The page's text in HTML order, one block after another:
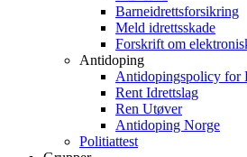
Barneidrettsforsikring
Meld idrettsskade
Forskrift om
Antidoping
Antidopingspolicy for
Rent Idrettslag
Ren Utøver
Antidoping Norge
Politiattest